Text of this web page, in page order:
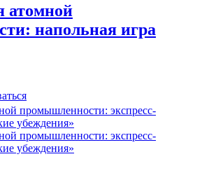
атомной
напольная игра